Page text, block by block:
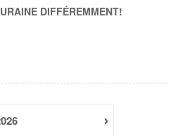
DIFFÉREMMENT!
›